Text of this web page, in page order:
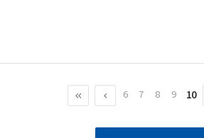
6 7 8 9 10